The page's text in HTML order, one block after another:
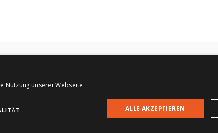
Nutzung unserer Webseite
ALLE AKZEPTIEREN